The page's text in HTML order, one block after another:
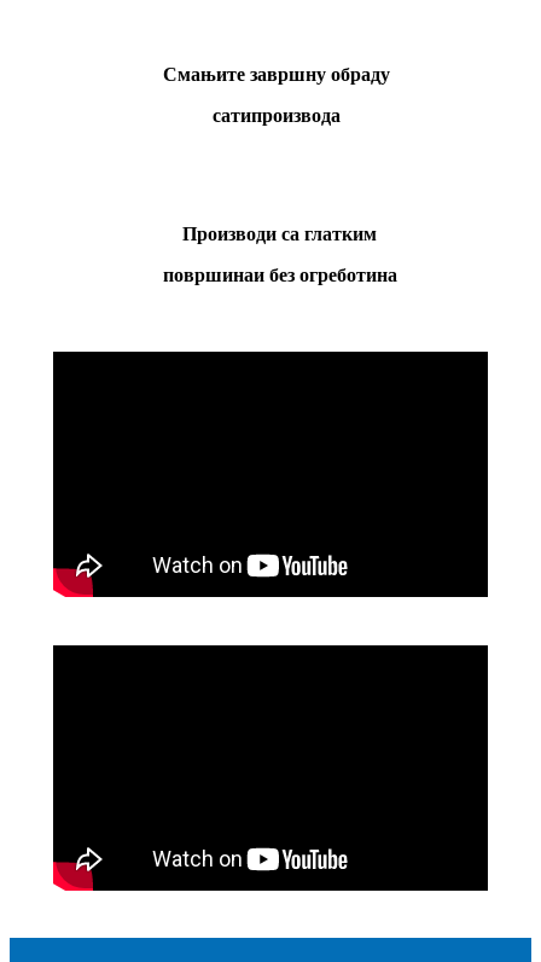
Смањите завршну обраду
сатипроизвода
Производи са глатким
површинаи без огреботина